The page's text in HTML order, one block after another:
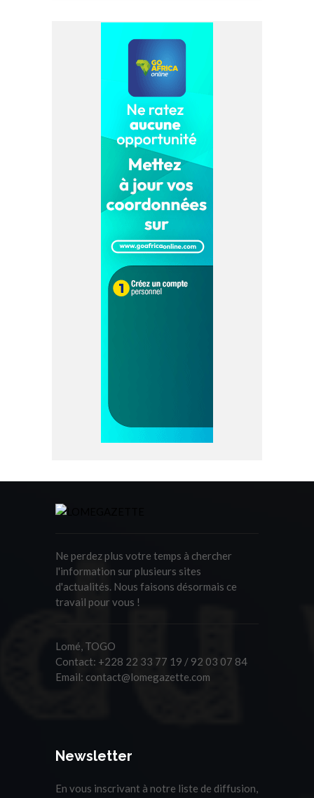
Ne perdez plus votre temps à chercher
l'information sur plusieurs sites
d'actualités. Nous faisons désormais ce
travail pour vous !
Lomé, TOGO
Contact: +228 22 33 77 19 / 92 03 07 84
Email: contact@lomegazette.com
Newsletter
En vous inscrivant à notre liste de diffusion,